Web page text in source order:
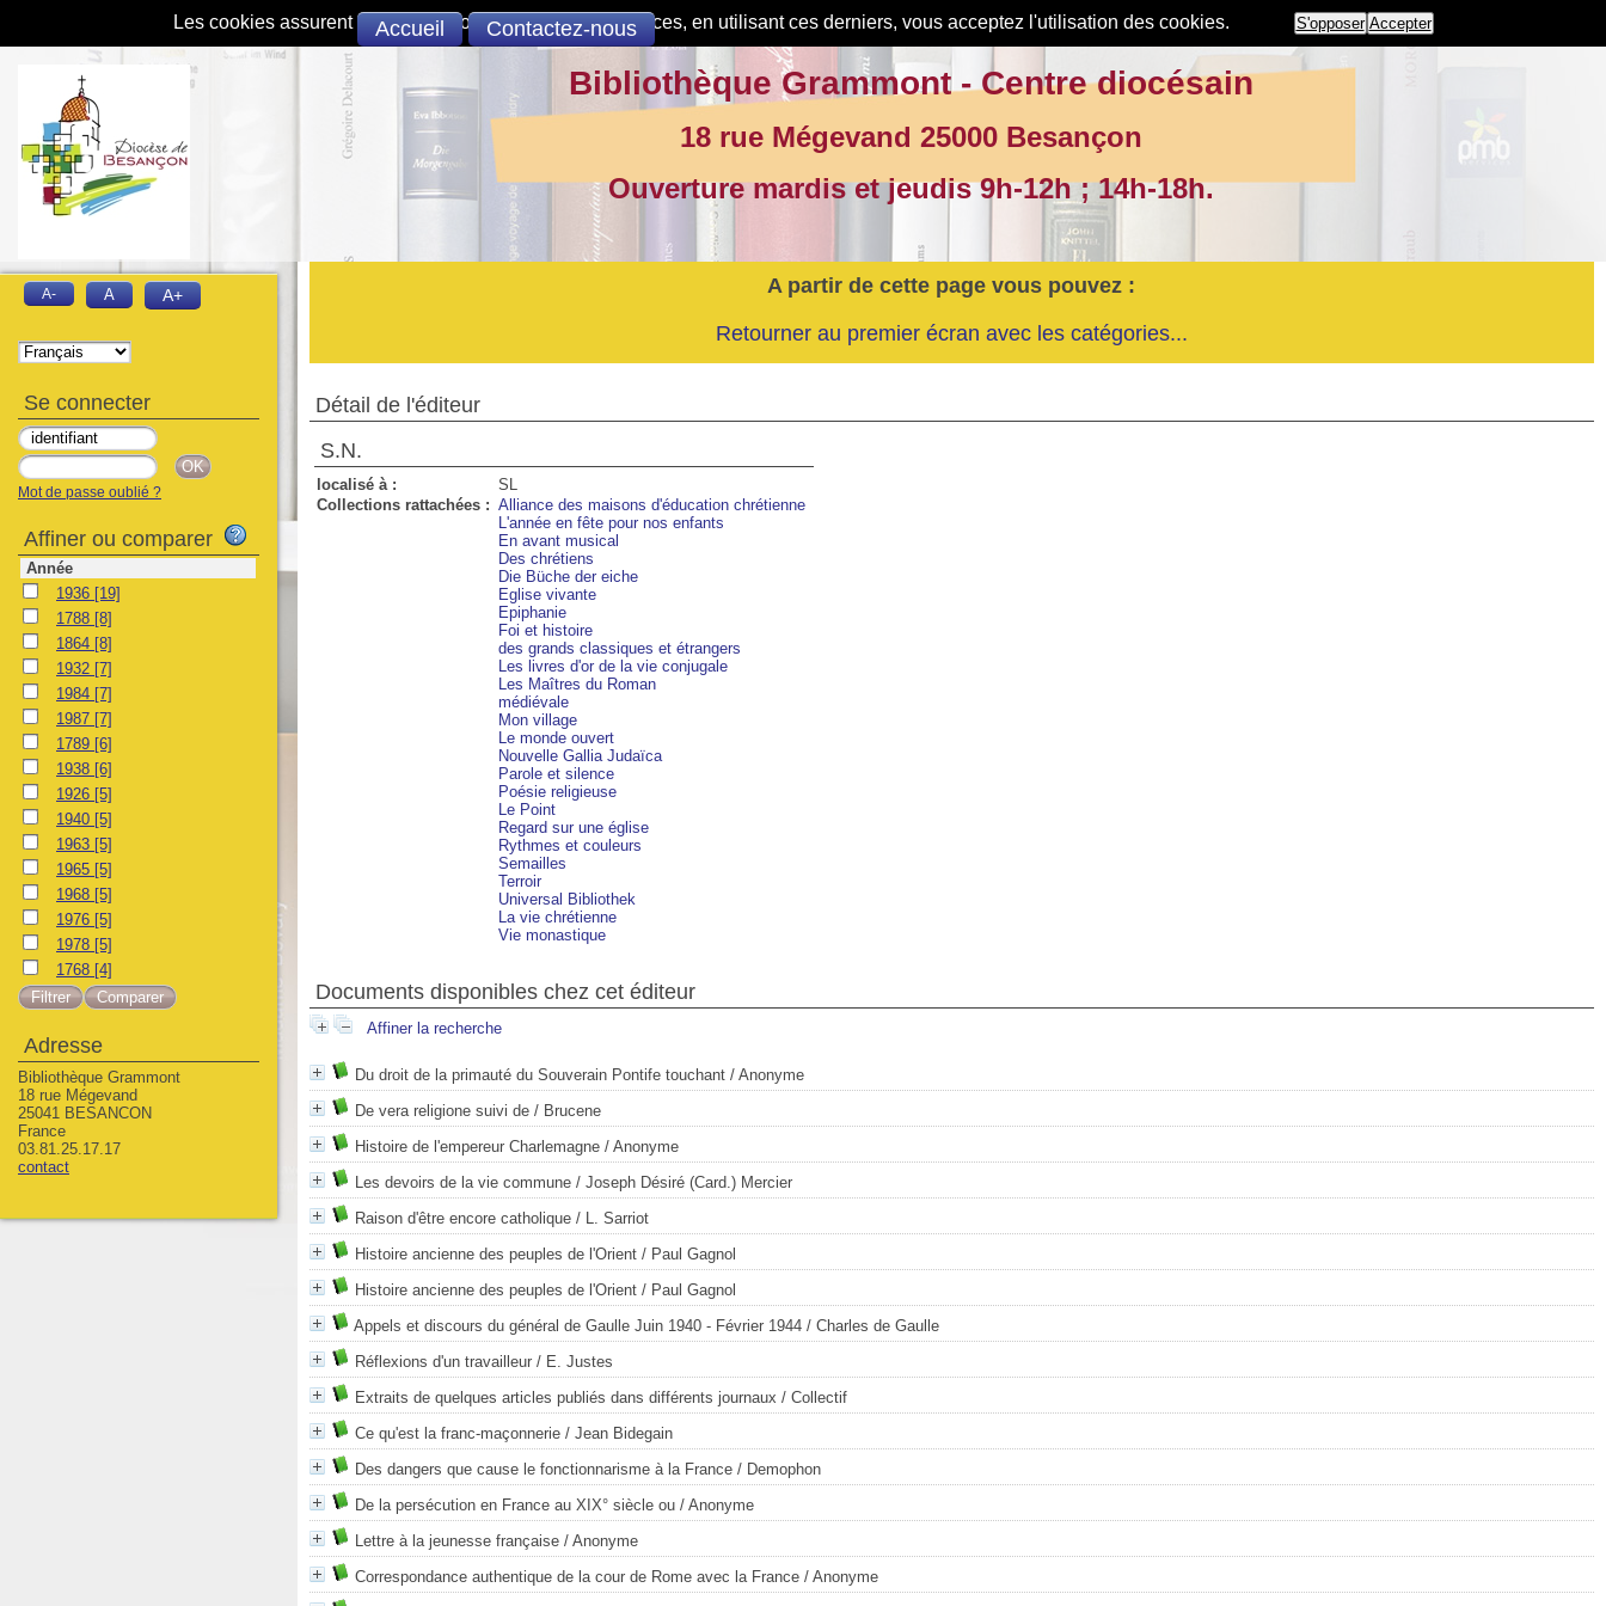
Les cookies assurent le bon fonctionnement de nos services, en utilisant ces derniers, vous acceptez l'utilisation des cookies. S'opposer Accepter
Accueil Contactez-nous
A partir de cette page vous pouvez :
Retourner au premier écran avec les catégories...
Détail de l'éditeur
S.N.
localisé à :
SL
Collections rattachées : Alliance des maisons d'éducation chrétienne
L'année en fête pour nos enfants
En avant musical
Des chrétiens
Die Büche der eiche
Eglise vivante
Epiphanie
Foi et histoire
des grands classiques et étrangers
Les livres d'or de la vie conjugale
Les Maîtres du Roman
médiévale
Mon village
Le monde ouvert
Nouvelle Gallia Judaïca
Parole et silence
Poésie religieuse
Le Point
Regard sur une église
Rythmes et couleurs
Semailles
Terroir
Universal Bibliothek
La vie chrétienne
Vie monastique
Documents disponibles chez cet éditeur
Affiner la recherche
Du droit de la primauté du Souverain Pontife touchant/ Anonyme
De vera religione suivi de/ Brucene
Histoire de l'empereur Charlemagne/ Anonyme
Les devoirs de la vie commune/ Joseph Désiré (Card.) Mercier
Raison d'être encore catholique/ L. Sarriot
Histoire ancienne des peuples de l'Orient/ Paul Gagnol
Histoire ancienne des peuples de l'Orient/ Paul Gagnol
Appels et discours du général de Gaulle Juin 1940 - Février 1944/ Charles de Gaulle
Réflexions d'un travailleur/ E. Justes
Extraits de quelques articles publiés dans différents journaux / Collectif
Ce qu'est la franc-maçonnerie/ Jean Bidegain
Des dangers que cause le fonctionnarisme à la France/ Demophon
De la persécution en France au XIX° siècle ou/ Anonyme
Lettre à la jeunesse française/ Anonyme
Correspondance authentique de la cour de Rome avec la France/ Anonyme
Bibliothèque Grammont - Centre diocésain
18 rue Mégevand 25000 Besançon
Ouverture mardis et jeudis 9h-12h ; 14h-18h.
A- A A+
Se connecter
Mot de passe oublié ?
Affiner ou comparer
Année
1936 [19]
1788 [8]
1864 [8]
1932 [7]
1984 [7]
1987 [7]
1789 [6]
1938 [6]
1926 [5]
1940 [5]
1963 [5]
1965 [5]
1968 [5]
1976 [5]
1978 [5]
1768 [4]
Adresse
Bibliothèque Grammont
18 rue Mégevand
25041 BESANCON
France
03.81.25.17.17
contact